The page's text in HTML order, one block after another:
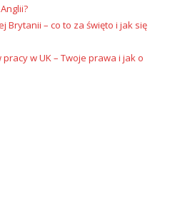
Brytanii – co to za święto i jak się
w UK – Twoje prawa i jak o